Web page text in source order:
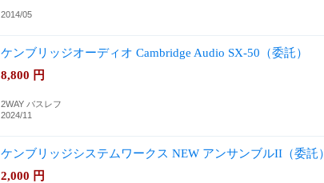
2014/05
ケンブリッジオーディオ Cambridge Audio SX-50（委託）
8,800 円
2WAY バスレフ
2024/11
ケンブリッジシステムワークス NEW アンサンブルII（委託）
2,000 円